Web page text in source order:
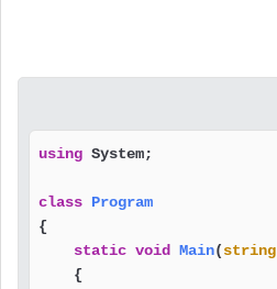
using System;
class Program
{
static void Main(string
    {